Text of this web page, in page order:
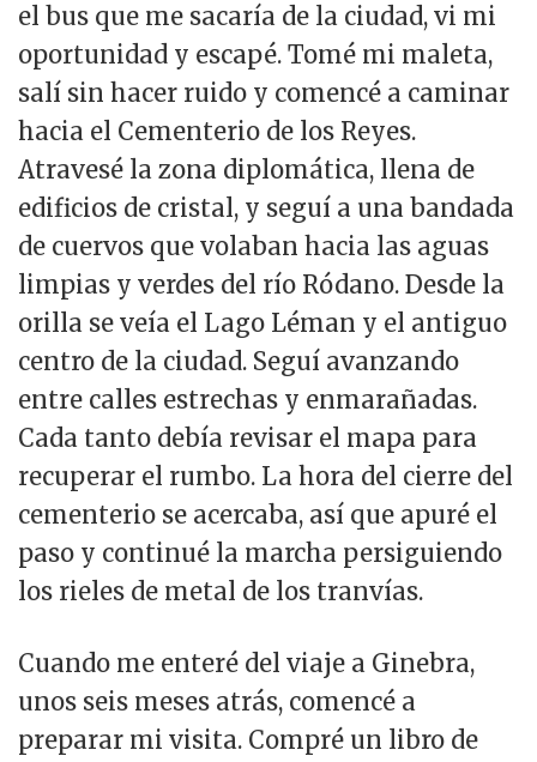
el bus que me sacaría de la ciudad, vi mi
oportunidad y escapé. Tomé mi maleta,
salí sin hacer ruido y comencé a caminar
hacia el Cementerio de los Reyes.
Atravesé la zona diplomática, llena de
edificios de cristal, y seguí a una bandada
de cuervos que volaban hacia las aguas
limpias y verdes del río Ródano. Desde la
orilla se veía el Lago Léman y el antiguo
centro de la ciudad. Seguí avanzando
entre calles estrechas y enmarañadas.
Cada tanto debía revisar el mapa para
recuperar el rumbo. La hora del cierre del
cementerio se acercaba, así que apuré el
paso y continué la marcha persiguiendo
los rieles de metal de los tranvías.
Cuando me enteré del viaje a Ginebra,
unos seis meses atrás, comencé a
preparar mi visita. Compré un libro de